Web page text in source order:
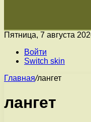
Пятница, 7 августа
Войти
Switch skin
Главная/лангет
лангет